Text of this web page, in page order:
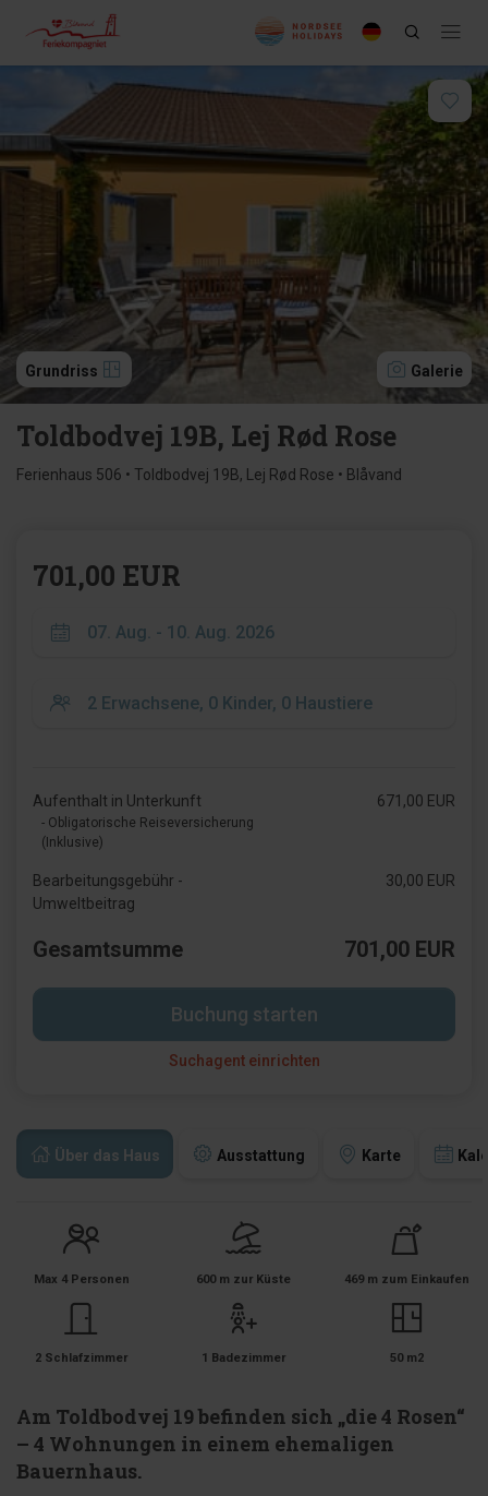
Grundriss Galerie
Toldbodvej 19B, Lej Rød Rose
Ferienhaus 506 • Toldbodvej 19B, Lej Rød Rose • Blåvand
Über das Haus Ausstattung Karte
Max 4 Personen 600 m zur Küste 469 m zum Einkaufen
2 Schlafzimmer 1 Badezimmer 50 m2
Am Toldbodvej 19 befinden sich „die 4 Rosen“
– 4 Wohnungen in einem ehemaligen
Bauernhaus.
701,00 EUR
Aufenthalt in Unterkunft
- Obligatorische Reiseversicherung
(Inklusive)
671,00 EUR
Bearbeitungsgebühr -
Umweltbeitrag
30,00 EUR
Gesamtsumme 701,00 EUR
Buchung starten
Suchagent einrichten